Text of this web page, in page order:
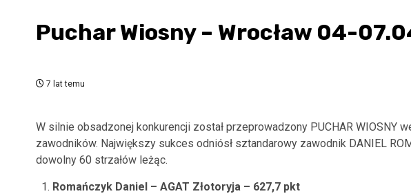
Puchar Wiosny – Wrocław 04-
7 lat temu
W silnie obsadzonej konkurencji został przeprowadzony PUCHAR WIOSNY
zawodników. Największy sukces odniósł sztandarowy zawodnik DANIEL
dowolny 60 strzałów leżąc.
Romańczyk Daniel – AGAT Złotoryja – 627,7 pkt